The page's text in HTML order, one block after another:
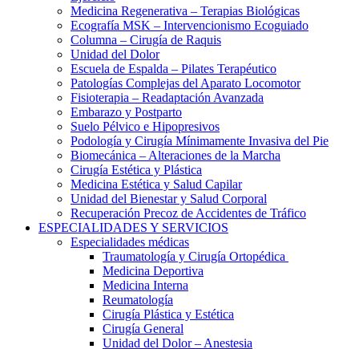
Medicina Regenerativa – Terapias Biológicas
Ecografía MSK – Intervencionismo Ecoguiado
Columna – Cirugía de Raquis
Unidad del Dolor
Escuela de Espalda – Pilates Terapéutico
Patologías Complejas del Aparato Locomotor
Fisioterapia – Readaptación Avanzada
Embarazo y Postparto
Suelo Pélvico e Hipopresivos
Podología y Cirugía Mínimamente Invasiva del Pie
Biomecánica – Alteraciones de la Marcha
Cirugía Estética y Plástica
Medicina Estética y Salud Capilar
Unidad del Bienestar y Salud Corporal
Recuperación Precoz de Accidentes de Tráfico
ESPECIALIDADES Y SERVICIOS
Especialidades médicas
Traumatología y Cirugía Ortopédica
Medicina Deportiva
Medicina Interna
Reumatología
Cirugía Plástica y Estética
Cirugía General
Unidad del Dolor – Anestesia